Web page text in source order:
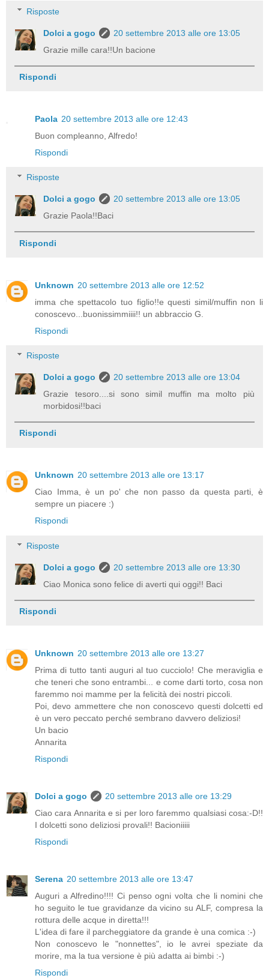
Risposte
Dolci a gogo
20 settembre 2013 alle ore 13:05
Grazie mille cara!!Un bacione
Rispondi
Paola 20 settembre 2013 alle ore 12:43
Buon compleanno, Alfredo!
Rispondi
Risposte
Dolci a gogo
20 settembre 2013 alle ore 13:05
Grazie Paola!!Baci
Rispondi
Unknown 20 settembre 2013 alle ore 12:52
imma che spettacolo tuo figlio!!e questi simil/muffin non li
conoscevo...buonissimmiiii!! un abbraccio G.
Rispondi
Risposte
Dolci a gogo
20 settembre 2013 alle ore 13:04
Grazie tesoro....si sono simil muffin ma molto più
morbidosi!!baci
Rispondi
Unknown 20 settembre 2013 alle ore 13:17
Ciao Imma, è un po' che non passo da questa parti, è
sempre un piacere :)
Rispondi
Risposte
Dolci a gogo
20 settembre 2013 alle ore 13:30
Ciao Monica sono felice di averti qui oggi!! Baci
Rispondi
Unknown 20 settembre 2013 alle ore 13:27
Prima di tutto tanti auguri al tuo cucciolo! Che meraviglia e
che teneri che sono entrambi... e come darti torto, cosa non
faremmo noi mamme per la felicità dei nostri piccoli.
Poi, devo ammettere che non conoscevo questi dolcetti ed
è un vero peccato perché sembrano davvero deliziosi!
Un bacio
Annarita
Rispondi
Dolci a gogo
20 settembre 2013 alle ore 13:29
Ciao cara Annarita e si per loro faremmo qualsiasi cosa:-D!!
I dolcetti sono deliziosi provali!! Bacioniiiii
Rispondi
Serena 20 settembre 2013 alle ore 13:47
Auguri a Alfredino!!!! Ci penso ogni volta che li nomini che
ho seguito le tue gravidanze da vicino su ALF, compresa la
rottura delle acque in diretta!!!
L'idea di fare il parcheggiatore da grande è una comica :-)
Non conoscevo le "nonnettes", io le avrei speziate da
morire, ma la tua versione è più adatta ai bimbi :-)
Rispondi